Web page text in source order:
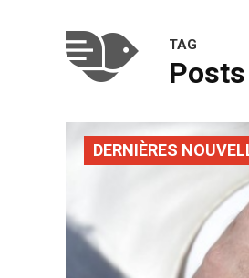
TAG
DERNIÈRES